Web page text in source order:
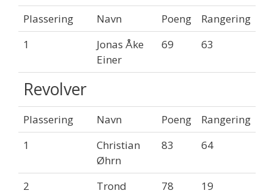
Plassering Navn Poeng
Rangering
1
Jonas Åke
Einer
69 63
Revolver
Plassering Navn Poeng
Rangering
1
Christian
Øhrn
83 64
2
Trond
78 19